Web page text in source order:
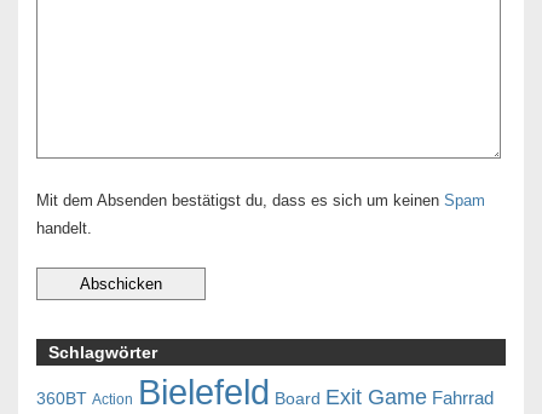
Mit dem Absenden bestätigst du, dass es sich um keinen Spam
handelt.
Schlagwörter
360BT Action Bielefeld Board Exit Game Fahrrad